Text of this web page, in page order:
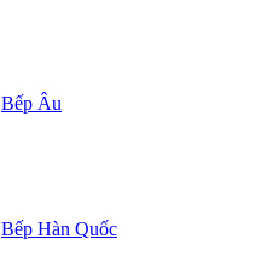
Bếp Âu
Bếp Hàn Quốc